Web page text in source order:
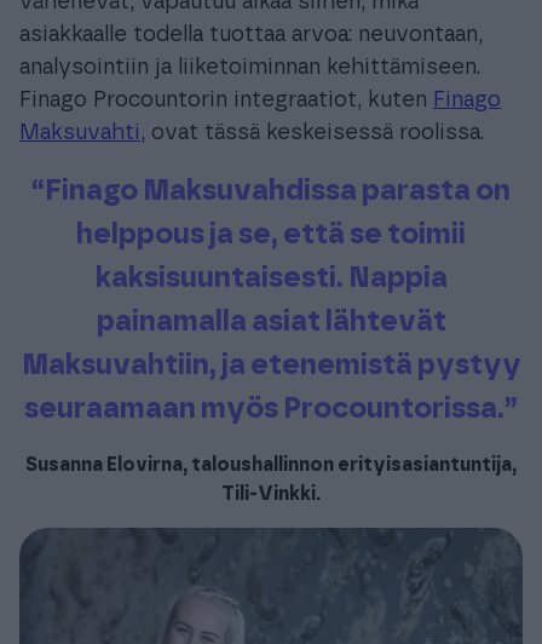
asiakkaalle todella tuottaa arvoa: neuvontaan,
analysointiin ja liiketoiminnan kehittämiseen.
Finago Procountorin integraatiot, kuten Finago
Maksuvahti , ovat tässä keskeisessä roolissa.
“Finago Maksuvahdissa parasta on
helppous ja se, että se toimii
kaksisuuntaisesti. Nappia
painamalla asiat lähtevät
Maksuvahtiin, ja etenemistä pystyy
seuraamaan myös Procountorissa.”
Susanna Elovirna, taloushallinnon erityisasiantuntija,
Tili-Vinkki.